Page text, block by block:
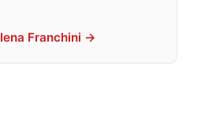
Franchini →